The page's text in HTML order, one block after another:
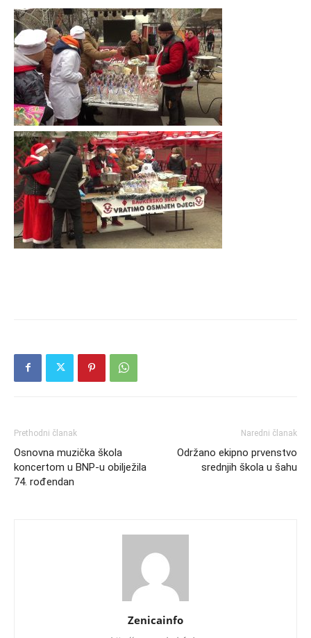
Prethodni članak
Osnovna muzička škola
koncertom u BNP-u obilježila
74. rođendan
Naredni članak
Održano ekipno prvenstvo
srednjih škola u šahu
Zenicainfo